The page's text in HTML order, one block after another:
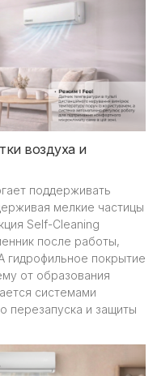
воздуха и
поддерживать
мелкие частицы
Self-Cleaning
после работы,
гидрофильное покрытие
от образования
системами
перезапуска и защиты